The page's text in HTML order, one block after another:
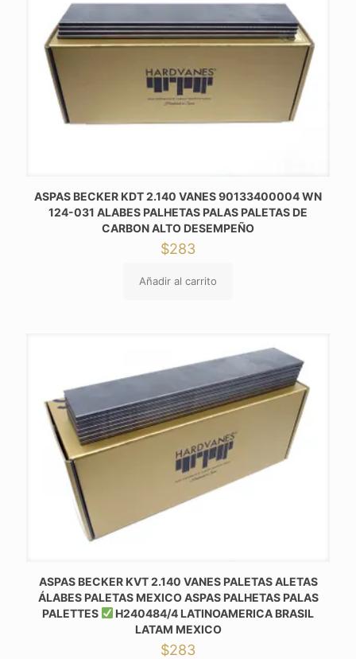
ASPAS BECKER KDT 2.140 VANES 90133400004 WN
124-031 ALABES PALHETAS PALAS PALETAS DE
CARBON ALTO DESEMPEÑO
$283
Añadir al carrito
ASPAS BECKER KVT 2.140 VANES PALETAS ALETAS
ÁLABES PALETAS MEXICO ASPAS PALHETAS PALAS
PALETTES
H240484/4 LATINOAMERICA BRASIL
LATAM MEXICO
$283